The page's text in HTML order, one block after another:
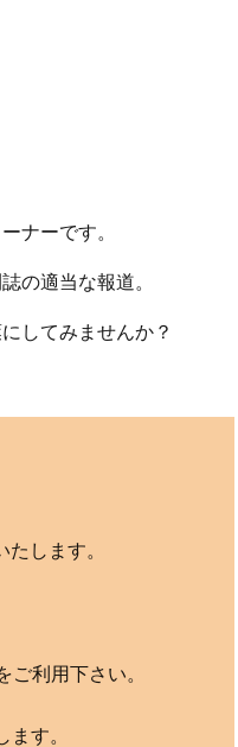
ナーです。
の適当な報道。
してみませんか？
します。
利用下さい。
す。